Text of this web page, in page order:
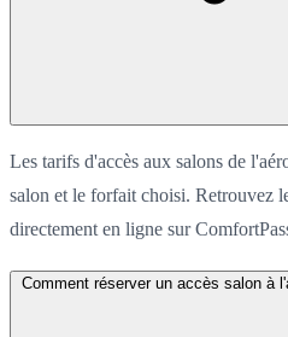
Les tarifs d'accès aux salons de
salon et le forfait choisi. Retrouvez
directement en ligne sur
Comment réserver un accès salon à